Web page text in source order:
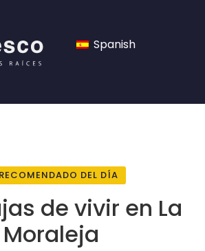
Spanish
DEL DÍA
de vivir en La
Moraleja